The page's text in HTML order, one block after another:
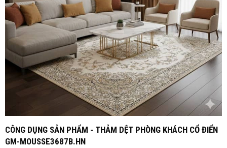
CÔNG DỤNG SẢN PHẨM - THẢM DỆT PHÒNG KHÁCH CỔ ĐIỂN
GM-MOUSSE3687B.HN